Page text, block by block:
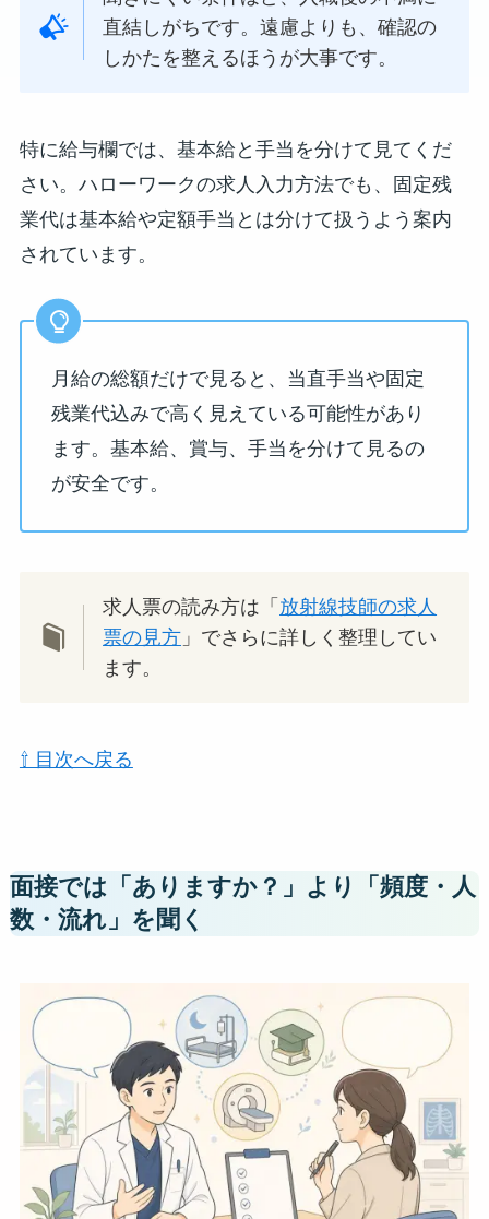
直結しがちです。遠慮よりも、確認の
しかたを整えるほうが大事です。
特に給与欄では、基本給と手当を分けて見てくだ
さい。ハローワークの求人入力方法でも、固定残
業代は基本給や定額手当とは分けて扱うよう案内
されています。
月給の総額だけで見ると、当直手当や固定
残業代込みで高く見えている可能性があり
ます。基本給、賞与、手当を分けて見るの
が安全です。
求人票の読み方は「 放射線技師の求人
票の見方 」でさらに詳しく整理してい
ます。
⇧ 目次へ戻る
面接では「ありますか？」より「頻度・人
数・流れ」を聞く